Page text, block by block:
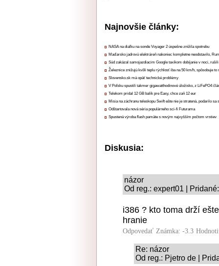
Najnovšie články:
NASA na diaľku na sonde Voyager 2 úspešne znížila spotrebu
Maďarsko jadrovú elektráreň nakoniec kompletne neodstavilo,
Súd zakázal samojazdiacim Google taxíkom dobíjanie v noci,
Železnice znižujú kvôli teplu rýchlosť iba na 50 km/h, spôsobuje to
Slovensko.sk má opäť technické problémy
V Poľsku spustili takmer gigawatthodinové úložisko, z LiFePO4
Telekom pridal 12 GB balík pre Easy, chce zaň 12 eur
Misia na záchranu teleskopu Swift ešte nie je stratená, podarilo sa
Odštartovala nová séria populárneho sci-fi Futurama
Spustená výroba flash pamäte s novým najvyšším počtom vrstiev
Diskusia:
názor
Od reg.: expert01 |
i386 ? kto toma drží
hranie
Odpovedať Známka: -3.3
Re: názor
Od reg.: Pjetro de |